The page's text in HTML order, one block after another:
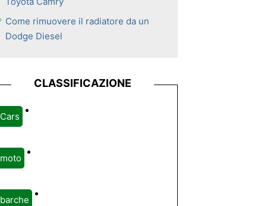
Come rimuovere il radiatore da un
Dodge Diesel
CLASSIFICAZIONE
Cars
moto
barche